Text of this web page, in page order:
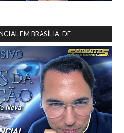
EM BRASÍLIA-DF